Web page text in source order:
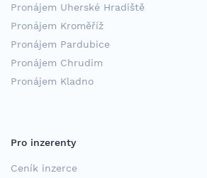
Pronájem Uherské Hradiště
Pronájem Kroměříž
Pronájem Pardubice
Pronájem Chrudim
Pronájem Kladno
Pro inzerenty
Ceník inzerce